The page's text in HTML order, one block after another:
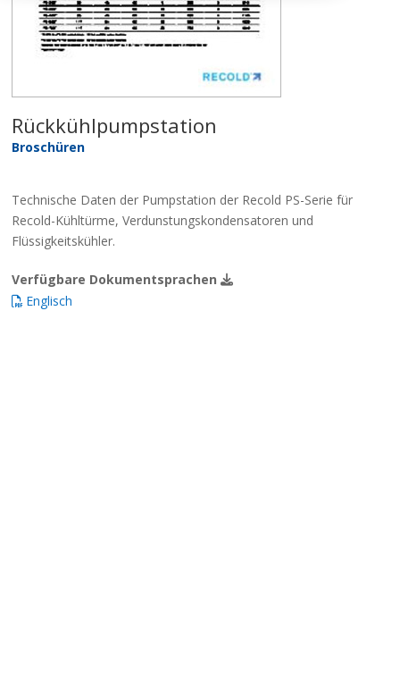
Rückkühlpumpstation
Broschüren
Technische Daten der Pumpstation der Recold PS-Serie für
Recold-Kühltürme, Verdunstungskondensatoren und
Flüssigkeitskühler.
Verfügbare Dokumentsprachen
Englisch